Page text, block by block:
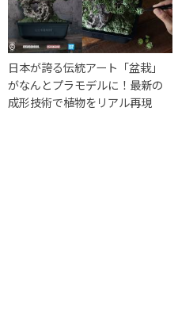
日本が誇る伝統アート「盆栽」
がなんとプラモデルに！最新の
成形技術で植物をリアル再現